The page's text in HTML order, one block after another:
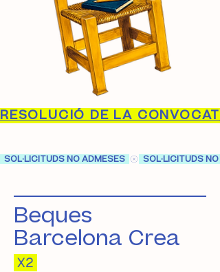
RESOLUCIÓ DE LA
  SOL·LICITUDS NO ADMESES
Beques
Barcelona Crea
X2